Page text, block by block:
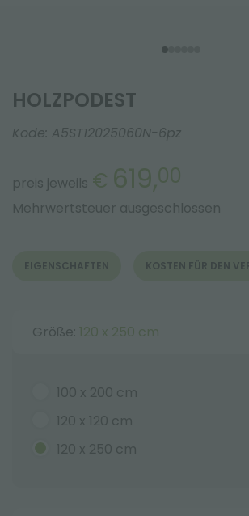
HOLZPODEST
Kode: A5ST12025060N-6pz
preis jeweils € 619,00
Mehrwertsteuer ausgeschlossen
EIGENSCHAFTEN KOSTEN FÜR DEN
Größe: 120 x 250 cm
100 x 200 cm
120 x 120 cm
120 x 250 cm